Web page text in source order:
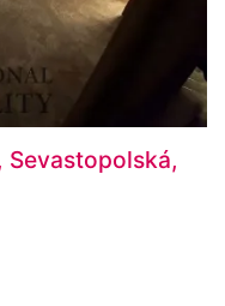
Sevastopolská,